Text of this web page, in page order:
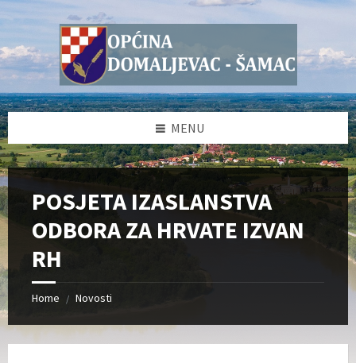
Skip
to
Skip
to
sidebar
Skip
to
sidebar
Skip
to
MENU
POSJETA IZASLANSTVA
ODBORA ZA HRVATE IZVAN
RH
Home / Novosti